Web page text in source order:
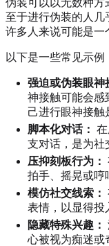
至于进行伪装的人几
许多人来说可能是一
以下是一些常见示例
强迫或伪装眼神
神接触可能会感
己进行眼神接触
脚本化对话：
支对话，是为社
压抑刻板行为：
拍手、摇晃或哼
模仿社交线索：
表情，以显得投
隐藏特殊兴趣：
心被视为痴迷或